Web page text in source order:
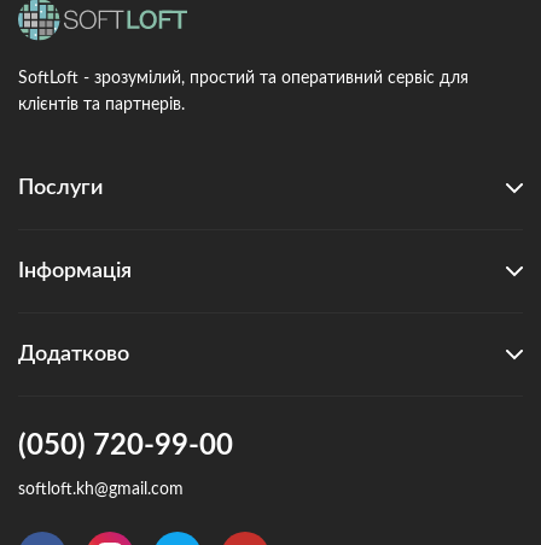
SoftLoft - зрозумілий, простий та оперативний сервіс для
клієнтів та партнерів.
Послуги
Інформація
Додатково
(050) 720-99-00
softloft.kh@gmail.com